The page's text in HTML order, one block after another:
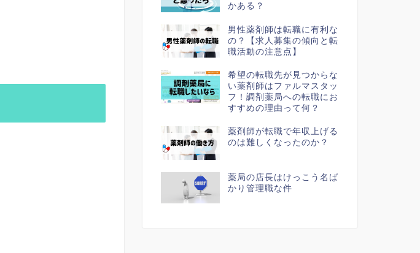
かある？
男性薬剤師は転職に有利な
の？【求人募集の傾向と転
職活動の注意点】
希望の転職先が見つからな
い薬剤師はファルマスタッ
フ！調剤薬局への転職にお
すすめの理由って何？
薬剤師が転職で年収上げる
のは難しくなったのか？
薬局の店長はけっこう名ば
かり管理職な件